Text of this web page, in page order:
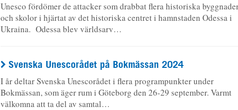
Unesco fördömer de attacker som drabbat flera historiska
och skolor i hjärtat av det historiska centret i hamnstaden Odessa i
Ukraina. Odessa blev världsarv…
Svenska Unescorådet på Bokmässan 2024
I år deltar Svenska Unescorådet i flera programpunkter under
Bokmässan, som äger rum i Göteborg den 26-29 september. Varmt
välkomna att ta del av samtal…